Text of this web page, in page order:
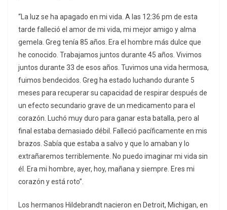
“La luz se ha apagado en mi vida. A las 12:36 pm de esta
tarde falleció el amor de mi vida, mi mejor amigo y alma
gemela. Greg tenía 85 años. Era el hombre más dulce que
he conocido. Trabajamos juntos durante 45 años. Vivimos
juntos durante 33 de esos años. Tuvimos una vida hermosa,
fuimos bendecidos. Greg ha estado luchando durante 5
meses para recuperar su capacidad de respirar después de
un efecto secundario grave de un medicamento para el
corazón. Luchó muy duro para ganar esta batalla, pero al
final estaba demasiado débil. Falleció pacíficamente en mis
brazos. Sabía que estaba a salvo y que lo amaban y lo
extrañaremos terriblemente. No puedo imaginar mi vida sin
él. Era mi hombre, ayer, hoy, mañana y siempre. Eres mi
corazón y está roto”.
Los hermanos Hildebrandt nacieron en Detroit, Michigan, en